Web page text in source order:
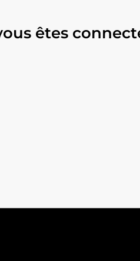
êtes